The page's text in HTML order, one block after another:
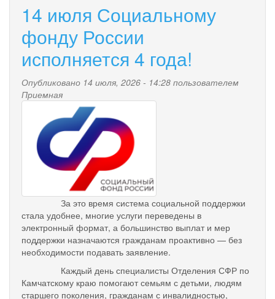
Соцфонда
мерами
более
тысяч
жителей
Камчатского
края
14 июля Социальному
фонду России
исполняется 4 года!
Опубликовано 14 июля, 2026 - 14:28 пользователем
Приемная
pensionnyy_fond.png
За это время система социальной поддержки
стала удобнее, многие услуги переведены в
электронный формат, а большинство выплат и мер
поддержки назначаются гражданам проактивно — без
необходимости подавать заявление.
Каждый день специалисты Отделения СФР по
Камчатскому краю помогают семьям с детьми, людям
старшего поколения, гражданам с инвалидностью,